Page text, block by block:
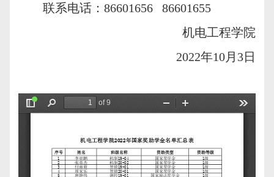
联系电话：86601656 86601655
机电工程学院
2022年10月3日